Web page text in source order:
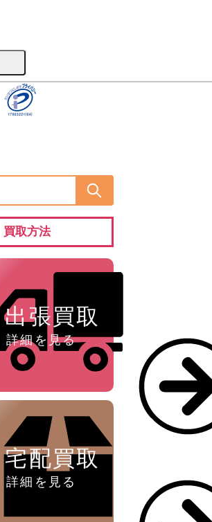
買取方法
出張買取
詳細を見る
宅配買取
詳細を見る